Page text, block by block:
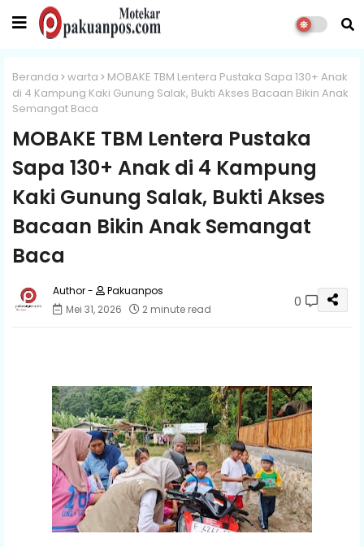
Beranda warta
MOBAKE TBM Lentera Pustaka Sapa 130+ Anak
di 4 Kampung Kaki Gunung Salak, Bukti Akses Bacaan Bikin Anak
Semangat Baca
MOBAKE TBM Lentera Pustaka
Sapa 130+ Anak di 4 Kampung
Kaki Gunung Salak, Bukti Akses
Bacaan Bikin Anak Semangat
Baca
Pakuanpos
Mei 31, 2026
2 minute read 0